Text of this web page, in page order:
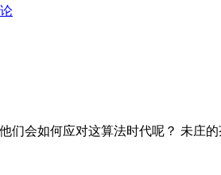
们会如何应对这算法时代呢？ 未